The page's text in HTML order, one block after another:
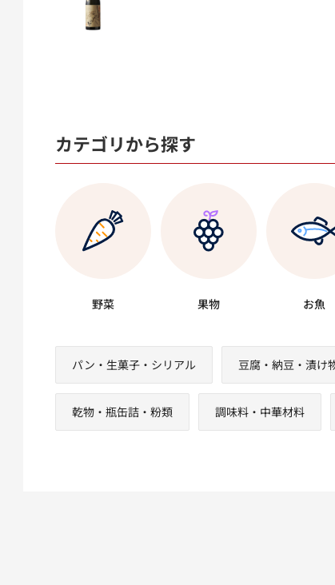
カテゴリから探す
野菜 果物 お魚
パン・生菓子・シリアル 豆腐・納豆・漬け
乾物・瓶缶詰・粉類 調味料・中華材料